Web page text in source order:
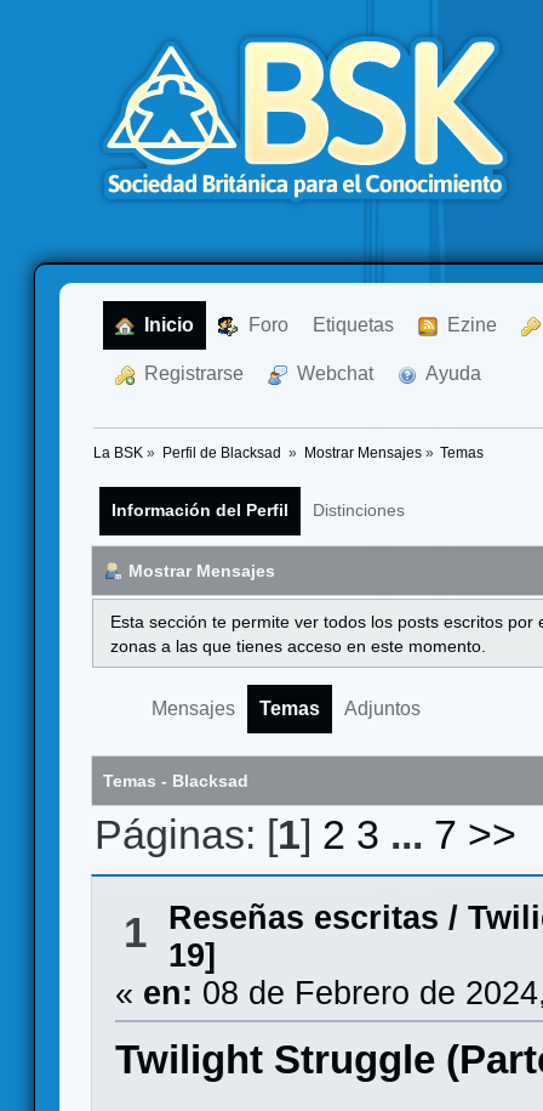
Inicio Foro Etiquetas Ezine
Registrarse Webchat Ayuda
La BSK » Perfil de Blacksad » Mostrar Mensajes» Temas
Información del Perfil Distinciones
Mostrar Mensajes
Esta sección te permite ver todos los posts escritos
zonas a las que tienes acceso en este momento.
Mensajes Temas Adjuntos
Temas - Blacksad
Páginas: [1] 2 3 ... 7 >>
1 Reseñas escritas /
19]
« en: 08 de Febrero de
Twilight Struggle